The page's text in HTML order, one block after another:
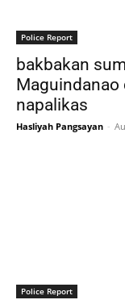
Police Report
bakbakan
Maguindanao
napalikas
Hasliyah Pangsayan -
Police Report